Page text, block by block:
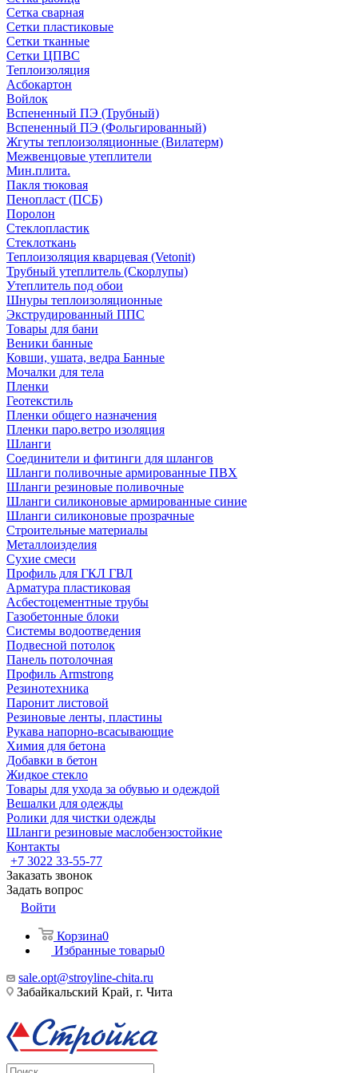
Сетка сварная
Сетки пластиковые
Сетки тканные
Сетки ЦПВС
Теплоизоляция
Асбокартон
Войлок
Вспененный ПЭ (Трубный)
Вспененный ПЭ (Фольгированный)
Жгуты теплоизоляционные (Вилатерм)
Межвенцовые утеплители
Мин.плита.
Пакля тюковая
Пенопласт (ПСБ)
Поролон
Стеклопластик
Стеклоткань
Теплоизоляция кварцевая (Vetonit)
Трубный утеплитель (Скорлупы)
Утеплитель под обои
Шнуры теплоизоляционные
Экструдированный ППС
Товары для бани
Веники банные
Ковши, ушата, ведра Банные
Мочалки для тела
Пленки
Геотекстиль
Пленки общего назначения
Пленки паро.ветро изоляция
Шланги
Соединители и фитинги для шлангов
Шланги поливочные армированные ПВХ
Шланги резиновые поливочные
Шланги силиконовые армированные синие
Шланги силиконовые прозрачные
Строительные материалы
Металлоизделия
Сухие смеси
Профиль для ГКЛ ГВЛ
Арматура пластиковая
Асбестоцементные трубы
Газобетонные блоки
Системы водоотведения
Подвесной потолок
Панель потолочная
Профиль Armstrong
Резинотехника
Паронит листовой
Резиновые ленты, пластины
Рукава напорно-всасывающие
Химия для бетона
Добавки в бетон
Жидкое стекло
Товары для ухода за обувью и одеждой
Вешалки для одежды
Ролики для чистки одежды
Шланги резиновые маслобензостойкие
Контакты
+7 3022 33-55-77
Заказать звонок
Задать вопрос
Войти
Корзина0
Избранные товары0
sale.opt@stroyline-chita.ru
Забайкальский Край, г. Чита